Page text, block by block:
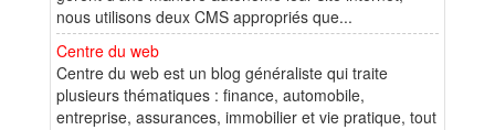
nous utilisons deux CMS appropriés que...
Centre du web
Centre du web est un blog généraliste qui traite
plusieurs thématiques : finance, automobile,
entreprise, assurances, immobilier et vie pratique, tout